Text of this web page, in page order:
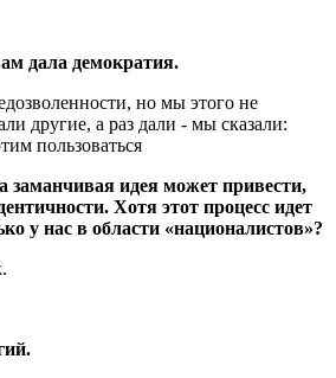
дала демократия.
но мы этого не
другие, а раз дали - мы сказали:
пользоваться
заманчивая идея может привести,
Хотя этот процесс идет
у нас в области «националистов»?